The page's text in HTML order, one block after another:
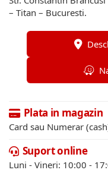
– Titan – Bucuresti.
Plata in magazin
Card sau Numerar
Suport online
Luni - Vineri: 10:00 -